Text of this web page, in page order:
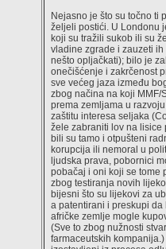
Nejasno je što su točno ti
željeli postići. U Londonu
koji su tražili sukob ili su
vladine zgrade i zauzeti
nešto opljačkati); bilo je
onečišćenje i zakrčenost
sve većeg jaza između
zbog načina na koji MMF/
prema zemljama u
zaštitu interesa seljaka
žele zabraniti lov na lisice
bili su tamo i otpušteni
korupcija ili nemoral u
ljudska prava, pobornici
pobačaj i oni koji se tome
zbog testiranja novih
bijesni što su lijekovi za
a patentirani i preskupi
afričke zemlje mogle
(Sve to zbog nužnosti
farmaceutskih